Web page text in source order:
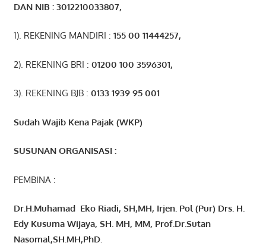
DAN NIB :3012210033807,
1). REKENING MANDIRI : 155 00 11444257,
2). REKENING BRI : 01200 100 3596301,
3). REKENING BJB : 0133 1939 95 001
Sudah Wajib Kena Pajak (WKP)
SUSUNAN ORGANISASI :
PEMBINA :
Dr.H.Muhamad Eko Riadi, SH,MH, Irjen. Pol (Pur) Drs. H.
Edy Kusuma Wijaya, SH. MH, MM, Prof.Dr.Sutan
Nasomal,SH.MH,PhD.